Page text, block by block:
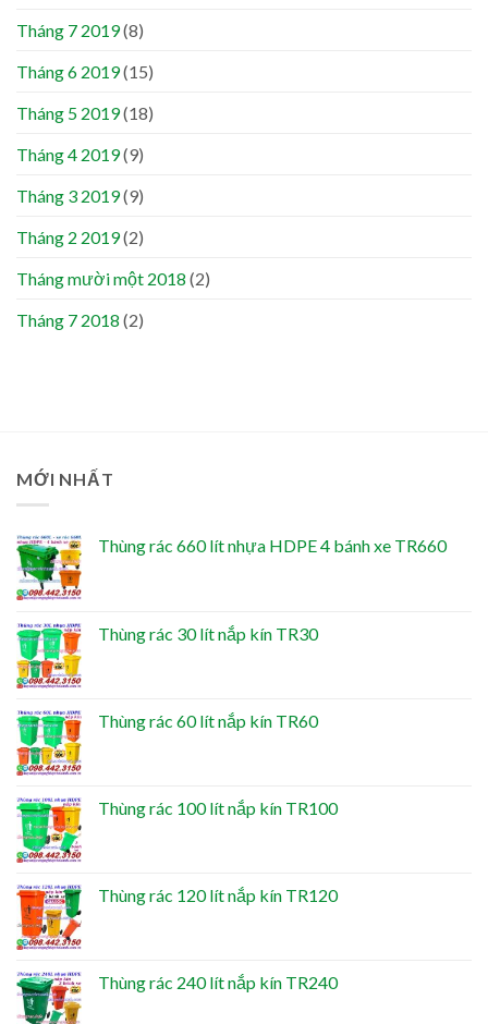
Tháng 7 2019(8)
Tháng 6 2019(15)
Tháng 5 2019(18)
Tháng 4 2019(9)
Tháng 3 2019(9)
Tháng 2 2019(2)
Tháng mười một 2018 (2)
Tháng 7 2018 (2)
MỚI NHẤT
Thùng rác 660 lít nhựa HDPE 4 bánh xe TR660
Thùng rác 30 lít nắp kín TR30
Thùng rác 60 lít nắp kín TR60
Thùng rác 100 lít nắp kín TR100
Thùng rác 120 lít nắp kín TR120
Thùng rác 240 lít nắp kín TR240